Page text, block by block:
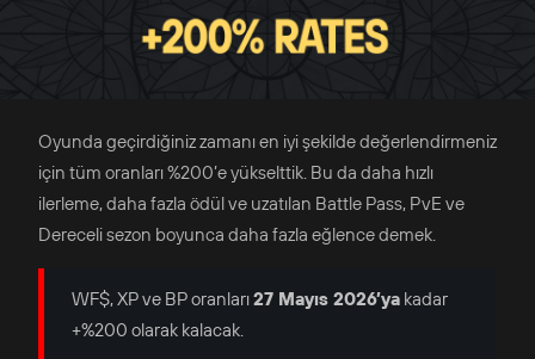
Oyunda geçirdiğiniz zamanı en iyi şekilde değerlendirmeniz
için tüm oranları %200’e yükselttik. Bu da daha hızlı
ilerleme, daha fazla ödül ve uzatılan Battle Pass, PvE ve
Dereceli sezon boyunca daha fazla eğlence demek.
WF$, XP ve BP oranları27 Mayıs 2026’ya kadar
+%200 olarak kalacak.